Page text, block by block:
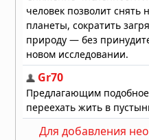
Для добавления